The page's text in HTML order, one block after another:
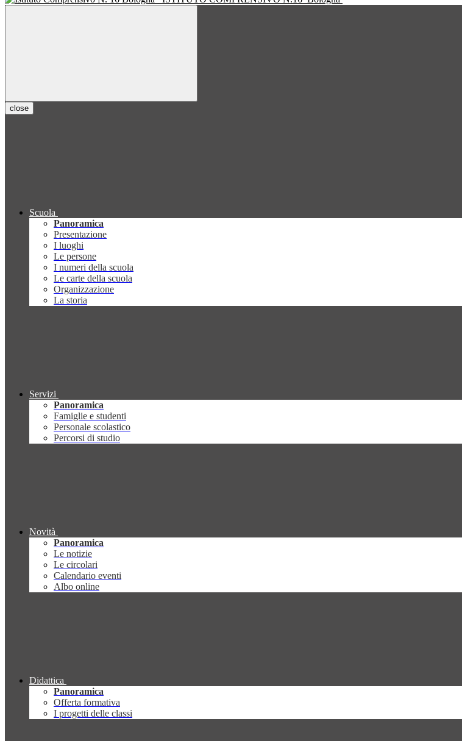
close
Scuola
Panoramica
Presentazione
I luoghi
Le persone
I numeri della scuola
Le carte della scuola
Organizzazione
La storia
Servizi
Panoramica
Famiglie e studenti
Personale scolastico
Percorsi di studio
Novità
Panoramica
Le notizie
Le circolari
Calendario eventi
Albo online
Didattica
Panoramica
Offerta formativa
I progetti delle classi